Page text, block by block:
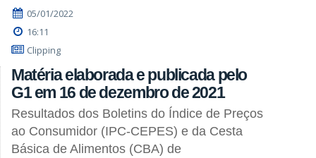
05/01/2022
16:11
Clipping
Matéria elaborada e publicada pelo
G1 em 16 de dezembro de 2021
Resultados dos Boletins do Índice de Preços
ao Consumidor (IPC-CEPES) e da Cesta
Básica de Alimentos (CBA) de